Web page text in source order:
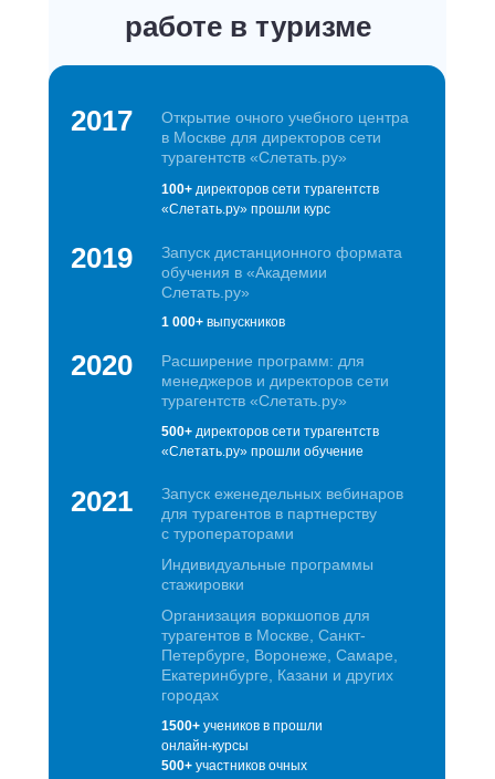
работе в туризме
2017
2019
2020
2021
Запуск дистанционного формата
обучения в «Академии
Слетать.ру»
1 000+ выпускников
Открытие очного учебного центра
в Москве для директоров сети
турагентств «Слетать.ру»
100+ директоров сети турагентств
«Слетать.ру» прошли курс
Расширение программ: для
менеджеров и директоров сети
турагентств «Слетать.ру»
500+ директоров сети турагентств
«Слетать.ру» прошли обучение
Запуск еженедельных вебинаров
для турагентов в партнерству
с туроператорами
Индивидуальные программы
стажировки
1500+ учеников в прошли
онлайн-курсы
500+ участников очных
Организация воркшопов для
турагентов в Москве, Санкт-
Петербурге, Воронеже, Самаре,
Екатеринбурге, Казани и других
городах